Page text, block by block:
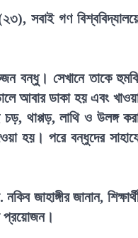
সবাই গণ
বন্ধু। সেখানে তাকে
আবার ডাকা হয় এবং
থাপ্পড়, লাথি ও উলঙ্গ
হয়। পরে বন্ধুদের
জাহাঙ্গীর জানান,
প্রয়োজন।